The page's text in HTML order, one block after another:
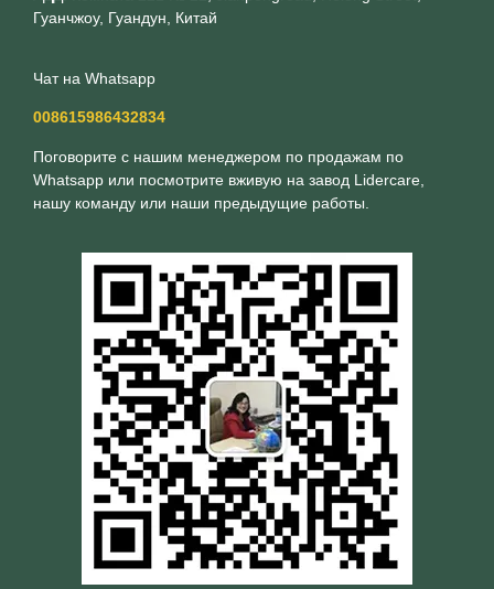
Гуанчжоу, Гуандун, Китай
Чат на Whatsapp
008615986432834
Поговорите с нашим менеджером по продажам по
Whatsapp или посмотрите вживую на завод Lidercare,
нашу команду или наши предыдущие работы.